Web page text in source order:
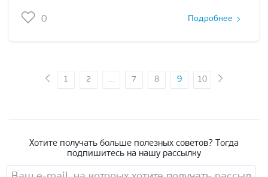
0 Подробнее
1 2 ... 7 8 9 10
Хотите получать больше полезных советов? Тогда
подпишитесь на нашу рассылку